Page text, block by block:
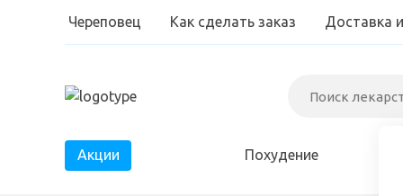
Череповец Как сделать заказ Доставка
Акции Похудение